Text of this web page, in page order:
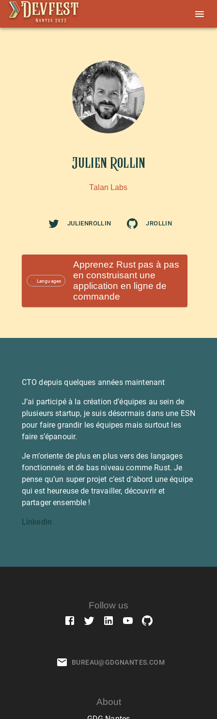
Julien Rollin
Talan Labs
JULIENROLLIN JROLLIN
Languages
Apprenez Rust pas à pas
en construisant une
application en ligne de
commande
CTO depuis quelques années maintenant
J’ai participé à la création d’équipes au sein de
plusieurs startup, je suis désormais dans une ESN
pour faire grandir les équipes mais surtout les
faire s’épanouir.
Je m’oriente de plus en plus vers des langages
fonctionnels et de bas niveau comme Rust. Je
pense qu’un super projet c’est d’abord une équipe
qui est heureuse de travailler, découvrir et
partager ensemble !
Linkedin
Follow us
BUREAU@GDGNANTES.COM
About